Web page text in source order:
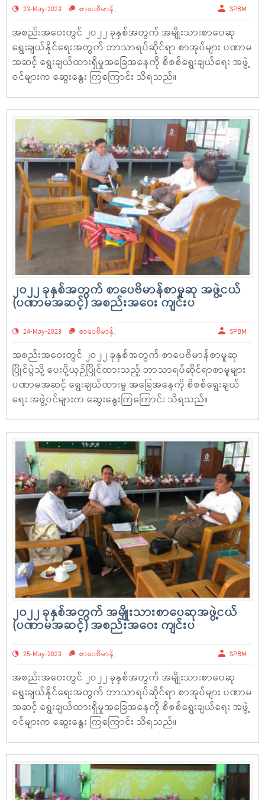
23-May-2023 စာပေဗိမာန်, SPBM
အစည်းအဝေးတွင် ၂ဝ၂၂ ခုနှစ်အတွက် အမျိုးသားစာပေဆု
ရွေးချယ်နိုင်ရေးအတွက် ဘာသာရပ်ဆိုင်ရာ စာအုပ်များ ပဏာမ
အဆင့် ရွေးချယ်ထားရှိမှုအခြေအနေကို စိစစ်ရွေးချယ်ရေး အဖွဲ့
ဝင်များက ဆွေးနွေး ကြကြောင်း သိရသည်။
၂၀၂၂ ခုနှစ်အတွက် စာပေဗိမာန်စာမူဆု အဖွဲ့ငယ်
(ပဏာမအဆင့်) အစည်းအဝေး ကျင်းပ
24-May-2023 စာပေဗိမာန်, SPBM
အစည်းအဝေးတွင် ၂ဝ၂၂ ခုနှစ်အတွက် စာပေဗိမာန်စာမူဆု
ပြိုင်ပွဲသို့ ပေးပို့ယှဉ်ပြိုင်ထားသည့် ဘာသာရပ်ဆိုင်ရာစာမူများ
ပဏာမအဆင့် ရွေးချယ်ထားမှု အခြေအနေကို စိစစ်ရွေးချယ်
ရေး အဖွဲ့ဝင်များက ဆွေးနွေးကြကြောင်း သိရသည်။
၂၀၂၂ ခုနှစ်အတွက် အမျိုးသားစာပေဆုအဖွဲ့ငယ်
(ပဏာမအဆင့်) အစည်းအဝေး ကျင်းပ
25-May-2023 စာပေဗိမာန်, SPBM
အစည်းအဝေးတွင် ၂ဝ၂၂ ခုနှစ်အတွက် အမျိုးသားစာပေဆု
ရွေးချယ်နိုင်ရေးအတွက် ဘာသာရပ်ဆိုင်ရာ စာအုပ်များ ပဏာမ
အဆင့် ရွေးချယ်ထားရှိမှုအခြေအနေကို စိစစ်ရွေးချယ်ရေး အဖွဲ့
ဝင်များက ဆွေးနွေး ကြကြောင်း သိရသည်။